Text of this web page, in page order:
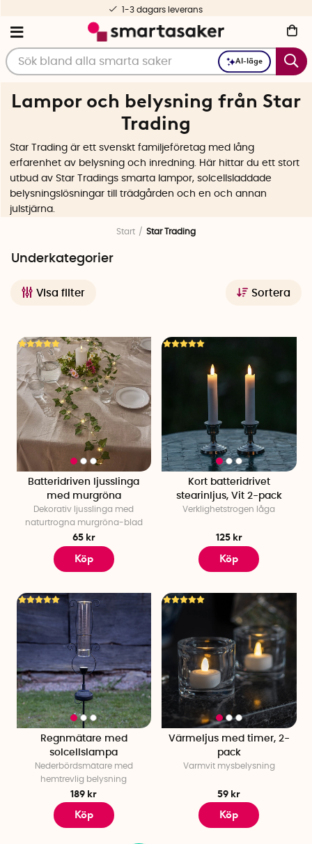
AI-läge
Fri frakt fr. 499 kr
Lampor och belysning från Star
Trading
Star Trading är ett svenskt familjeföretag med lång
erfarenhet av belysning och inredning. Här hittar du ett stort
utbud av Star Tradings smarta lampor, solcellsladdade
belysningslösningar till trädgården och en och annan
julstjärna.
Start Star Trading
Visa filter Sortera
Underkategorier
Batteridriven ljusslinga
med murgröna
Dekorativ ljusslinga med
naturtrogna murgröna-blad
65 kr
Köp
Kort batteridrivet
stearinljus, Vit 2-pack
Verklighetstrogen låga
125 kr
Köp
Regnmätare med
solcellslampa
Nederbördsmätare med
hemtrevlig belysning
189 kr
Köp
Värmeljus med timer, 2-
pack
Varmvit mysbelysning
59 kr
Köp